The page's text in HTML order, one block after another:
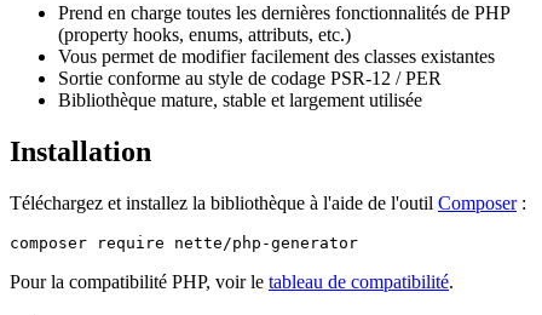
Prend en charge toutes les dernières fonctionnalités de PHP
(property hooks, enums, attributs, etc.)
Vous permet de modifier facilement des classes existantes
Sortie conforme au style de codage PSR-12 / PER
Bibliothèque mature, stable et largement utilisée
Installation
Téléchargez et installez la bibliothèque à l'aide de l'outil Composer:
Pour la compatibilité PHP, voir le tableau de compatibilité.